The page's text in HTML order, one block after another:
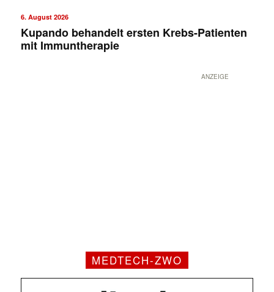
6. August 2026
Kupando behandelt ersten Krebs-Patienten
mit Immuntherapie
ANZEIGE
MEDTECH-ZWO